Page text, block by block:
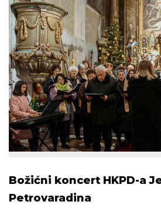
Božićni koncert HKPD-a
Petrovaradina